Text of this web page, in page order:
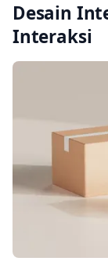
Desain
Interaksi